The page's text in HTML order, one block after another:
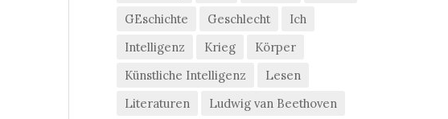
GEschichte
Geschlecht
Ich
Intelligenz
Krieg
Körper
Künstliche Intelligenz
Lesen
Literaturen
Ludwig van Beethoven